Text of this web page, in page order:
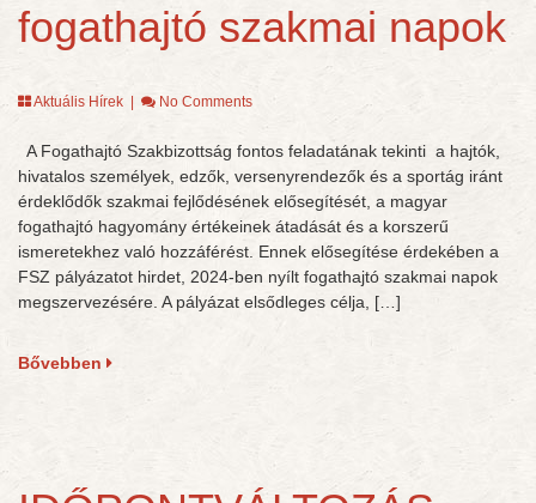
fogathajtó szakmai napok
Aktuális Hírek No Comments
A Fogathajtó Szakbizottság fontos feladatának tekinti a hajtók,
hivatalos személyek, edzők, versenyrendezők és a sportág iránt
érdeklődők szakmai fejlődésének elősegítését, a magyar
fogathajtó hagyomány értékeinek átadását és a korszerű
ismeretekhez való hozzáférést. Ennek elősegítése érdekében a
FSZ pályázatot hirdet, 2024-ben nyílt fogathajtó szakmai napok
megszervezésére. A pályázat elsődleges célja, […]
Bővebben